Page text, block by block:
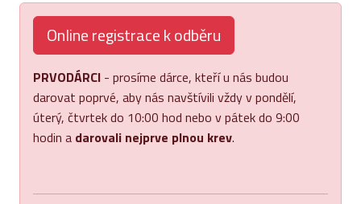
Online registrace k odběru
PRVODÁRCI - prosíme dárce, kteří u nás budou
darovat poprvé, aby nás navštívili vždy v pondělí,
úterý, čtvrtek do 10:00 hod nebo v pátek do 9:00
hodin a darovali nejprve plnou krev.